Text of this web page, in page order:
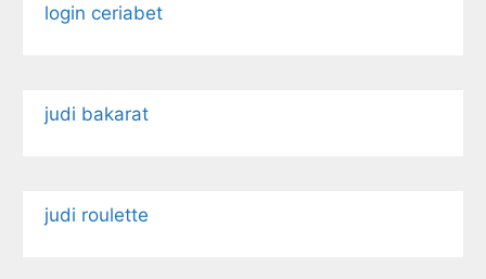
login ceriabet
judi bakarat
judi roulette